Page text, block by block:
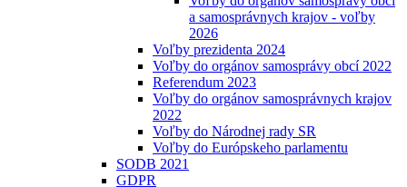
a samosprávnych krajov - voľby
2026
Voľby prezidenta 2024
Voľby do orgánov samosprávy obcí 2022
Referendum 2023
Voľby do orgánov samosprávnych krajov
2022
Voľby do Národnej rady SR
Voľby do Európskeho parlamentu
SODB 2021
GDPR